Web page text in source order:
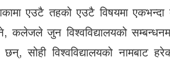
एउटै तहको एउटै विषयमा
कलेजले जुन विश्वविद्यालयको
छन्, सोही विश्वविद्यालयको नामबाट